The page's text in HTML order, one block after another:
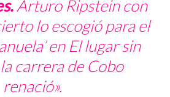
Arturo Ripstein con
lo escogió para el
en El lugar sin
carrera de Cobo
renació».